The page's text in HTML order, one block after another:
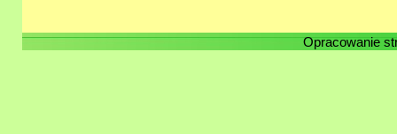
Opracowanie